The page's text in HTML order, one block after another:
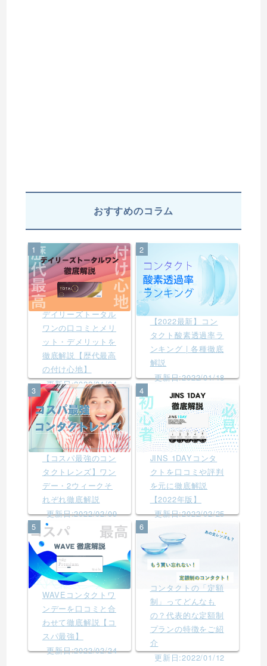
おすすめのコラム
1
デイリーズトータル
ワンの口コミとメリ
ット・デメリットを
徹底解説【歴代最高
の付け心地】
更新日:2022/01/24
2
【2022最新】コン
タクト酸素透過率ラ
ンキング | 各種徹底
解説
更新日:2022/01/18
3
【コスパ最強のコン
タクトレンズ】ワン
デー・2ウィークそ
れぞれ徹底解説
更新日:2022/02/09
4
JINS 1DAYコンタ
クトを口コミや評判
を元に徹底解説
【2022年版】
更新日:2022/02/25
5
WAVEコンタクトワ
ンデーを口コミと合
わせて徹底解説【コ
スパ最強】
更新日:2022/02/24
6
コンタクトの「定額
制」ってどんなも
の？代表的な定額制
プランの特徴をご紹
介
更新日:2022/01/12